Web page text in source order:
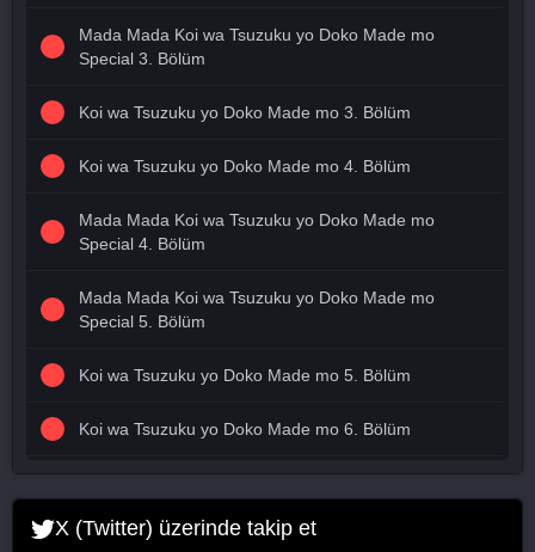
Mada Mada Koi wa Tsuzuku yo Doko Made mo
Special 3. Bölüm
Koi wa Tsuzuku yo Doko Made mo 3. Bölüm
Koi wa Tsuzuku yo Doko Made mo 4. Bölüm
Mada Mada Koi wa Tsuzuku yo Doko Made mo
Special 4. Bölüm
Mada Mada Koi wa Tsuzuku yo Doko Made mo
Special 5. Bölüm
Koi wa Tsuzuku yo Doko Made mo 5. Bölüm
Koi wa Tsuzuku yo Doko Made mo 6. Bölüm
X (Twitter) üzerinde takip et